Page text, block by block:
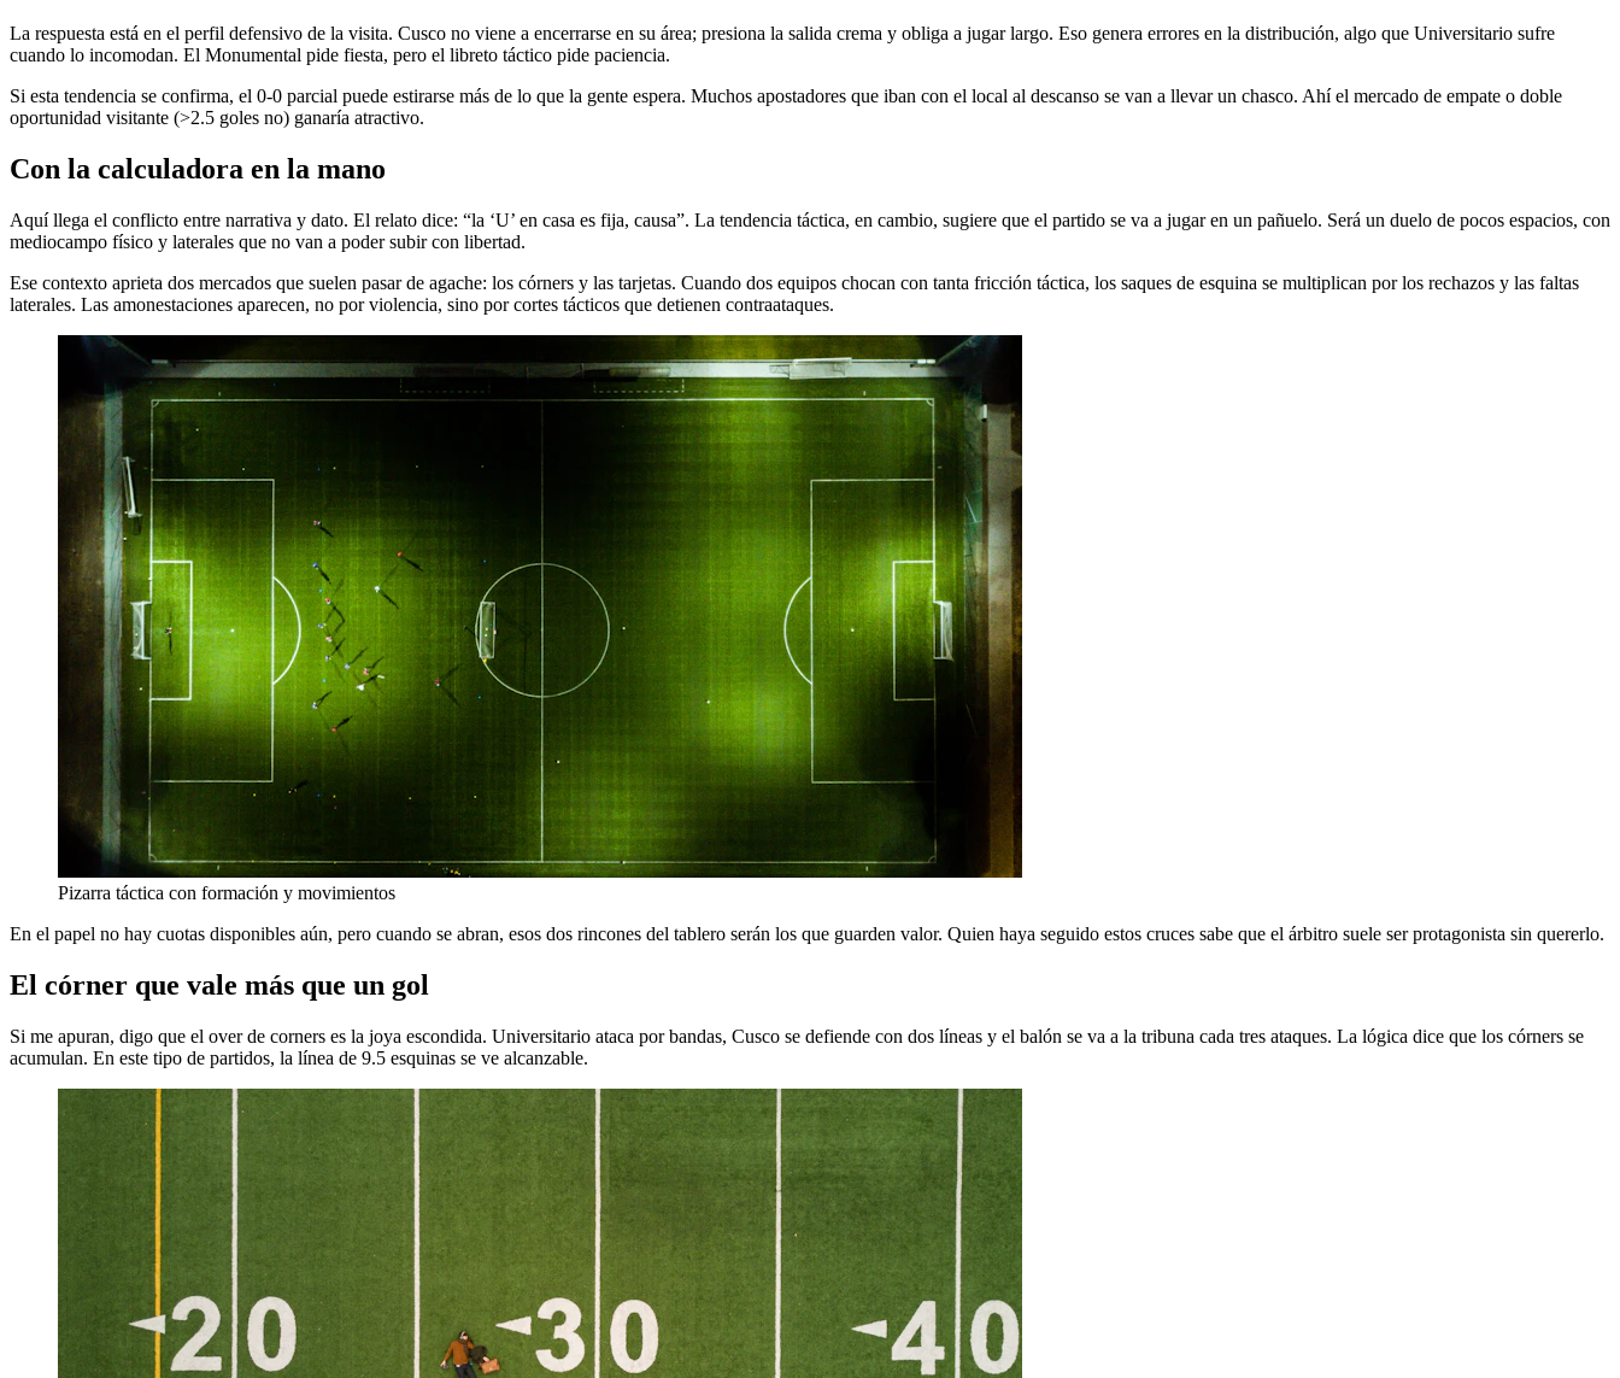
La respuesta está en el perfil defensivo de la visita. Cusco no viene a encerrarse en su área; presiona la salida crema y obliga a jugar largo. Eso genera errores en la distribución, algo que Universitario sufre
cuando lo incomodan. El Monumental pide fiesta, pero el libreto táctico pide paciencia.
Si esta tendencia se confirma, el 0-0 parcial puede estirarse más de lo que la gente espera. Muchos apostadores que iban con el local al descanso se van a llevar un chasco. Ahí el mercado de empate o doble
oportunidad visitante (>2.5 goles no) ganaría atractivo.
Con la calculadora en la mano
Aquí llega el conflicto entre narrativa y dato. El relato dice: “la ‘U’ en casa es fija, causa”. La tendencia táctica, en cambio, sugiere que el partido se va a jugar en un pañuelo. Será un duelo de pocos espacios, con
mediocampo físico y laterales que no van a poder subir con libertad.
Ese contexto aprieta dos mercados que suelen pasar de agache: los córners y las tarjetas. Cuando dos equipos chocan con tanta fricción táctica, los saques de esquina se multiplican por los rechazos y las faltas
laterales. Las amonestaciones aparecen, no por violencia, sino por cortes tácticos que detienen contraataques.
Pizarra táctica con formación y movimientos
En el papel no hay cuotas disponibles aún, pero cuando se abran, esos dos rincones del tablero serán los que guarden valor. Quien haya seguido estos cruces sabe que el árbitro suele ser protagonista sin quererlo.
El córner que vale más que un gol
Si me apuran, digo que el over de corners es la joya escondida. Universitario ataca por bandas, Cusco se defiende con dos líneas y el balón se va a la tribuna cada tres ataques. La lógica dice que los córners se
acumulan. En este tipo de partidos, la línea de 9.5 esquinas se ve alcanzable.